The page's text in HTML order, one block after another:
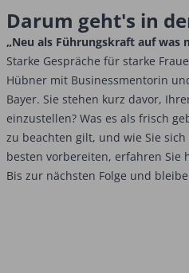
Darum geht's in
„Neu als Führungskraft auf was
Starke Gespräche für starke
Hübner mit Businessmentorin
Bayer. Sie stehen kurz davor,
einzustellen? Was es als frisch
zu beachten gilt, und wie Sie
besten vorbereiten, erfahren Sie
Bis zur nächsten Folge und